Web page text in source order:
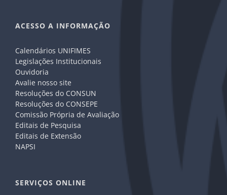
ACESSO A INFORMAÇÃO
Calendários UNIFIMES
Legislações Institucionais
Ouvidoria
Avalie nosso site
Resoluções do CONSUN
Resoluções do CONSEPE
Comissão Própria de Avaliação
Editais de Pesquisa
Editais de Extensão
NAPSI
SERVIÇOS ONLINE